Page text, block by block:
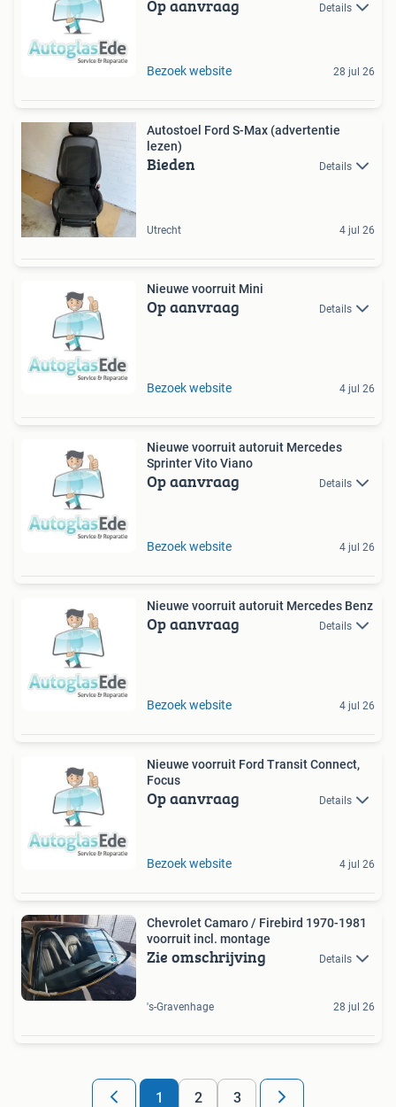
Op aanvraag Details
Bezoek website 28 jul 26
Autostoel Ford S-Max (advertentie
lezen)
Bieden Details
Utrecht 4 jul 26
Nieuwe voorruit Mini
Op aanvraag Details
Bezoek website 4 jul 26
Nieuwe voorruit autoruit Mercedes
Sprinter Vito Viano
Op aanvraag Details
Bezoek website 4 jul 26
Nieuwe voorruit autoruit Mercedes Benz
Op aanvraag Details
Bezoek website 4 jul 26
Nieuwe voorruit Ford Transit Connect,
Focus
Op aanvraag Details
Bezoek website 4 jul 26
Chevrolet Camaro / Firebird 1970-1981
voorruit incl. montage
Zie omschrijving Details
's-Gravenhage 28 jul 26
1 2 3